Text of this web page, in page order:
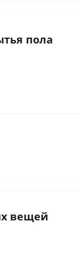
пола
вещей